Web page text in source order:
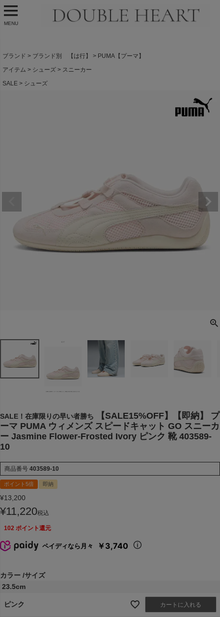
MENU
ブランド ブランド別 【は行】
PUMA【プーマ】
アイテム
シューズ
スニーカー
SALE
シューズ
SALE！在庫限りの早い者勝ち
【SALE15%OFF】【即納】 プ
ーマ PUMA ウィメンズ スピードキャット GO スニーカ
ー Jasmine Flower-Frosted Ivory ピンク 靴 403589-
10
商品番号 403589-10
ポイント5倍 即納
¥13,200
¥11,220税込
102 ポイント還元
ペイディなら月々 ￥3,740
カラー サイズ
23.5cm
ピンク カートに入れる